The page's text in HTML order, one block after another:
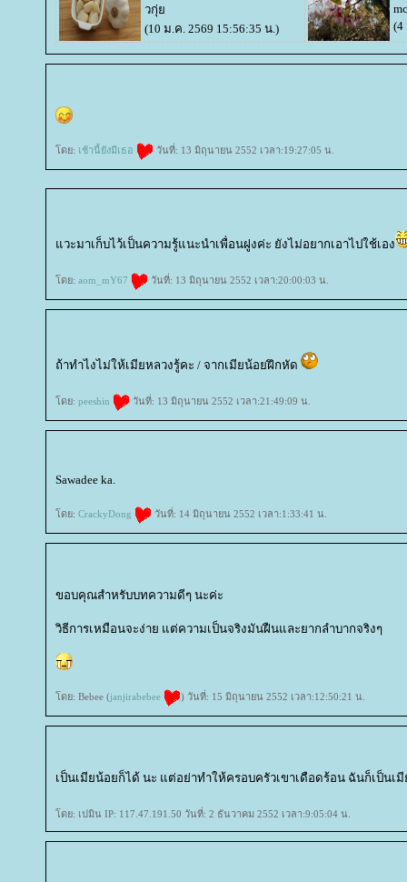
วกุ่
(10 ม.ค. 2569 15:56:35 น.)
(4
ดย: เช้านี้ยังมีเธอ วันที่: 13 มิถุนายน 2552 เวลา:19:27:05 น.
วะมาเก็บไว้เป็นความรู้แนะนำเพื่อนฝูงค่ะ ยังไม่อยากเอาไปใช้เอง
ดย: aom_mY67 วันที่: 13 มิถุนายน 2552 เวลา:20:00:03 น.
ถ้าทำไงไม่ให้เมียหลวงรู้คะ / จากเมียน้อยฝึกหัด
ดย: peeshin วันที่: 13 มิถุนายน 2552 เวลา:21:49:09 น.
Sawadee ka.
ดย: CrackyDong วันที่: 14 มิถุนายน 2552 เวลา:1:33:41 น.
ขอบคุณสำหรับบทความดีๆ นะค่ะ
วิธีการเหมือนจะง่าย แต่ความเป็นจริงมันฝืนและยากลำบากจริงๆ
ดย: Bebee (janjirabebee ) วันที่: 15 มิถุนายน 2552 เวลา:12:50:21 น.
เป็นเมียน้อยก็ได้ นะ แต่อย่าทำให้ครอบครัวเขาเดือดร้อน ฉันก็เป็นเ
ดย: เปมิน IP: 117.47.191.50 วันที่: 2 ธันวาคม 2552 เวลา:9:05:04 น.